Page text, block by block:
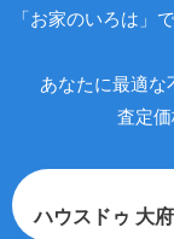
「お家のいろは
あなたに最適な
査定価
ハウスドゥ 大